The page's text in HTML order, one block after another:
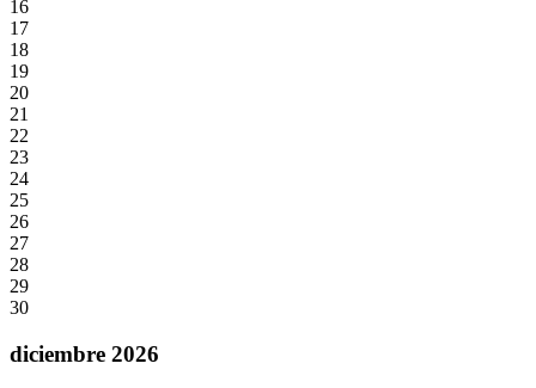
16
17
18
19
20
21
22
23
24
25
26
27
28
29
30
diciembre 2026